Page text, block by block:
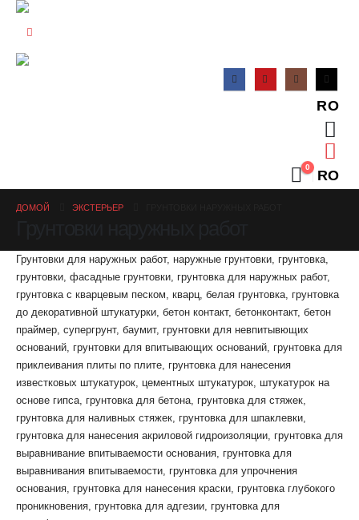
RO
0 RO
ДОМОЙ ЭКСТЕРЬЕР
Грунтовки для наружных работ, наружные грунтовки, грунтовка,
грунтовки, фасадные грунтовки, грунтовка для наружных работ,
грунтовка с кварцевым песком, кварц, белая грунтовка, грунтовка
до декоративной штукатурки, бетон контакт, бетонконтакт, бетон
праймер, супергрунт, баумит, грунтовки для невпитывющих
оснований, грунтовки для впитывающих оснований, грунтовка для
приклеивания плиты по плите, грунтовка для нанесения
известковых штукатурок, цементных штукатурок, штукатурок на
основе гипса, грунтовка для бетона, грунтовка для стяжек,
грунтовка для наливных стяжек, грунтовка для шпаклевки,
грунтовка для нанесения акриловой гидроизоляции, грунтовка для
выравнивание впитываемости основания, грунтовка для
выравнивания впитываемости, грунтовка для упрочнения
основания, грунтовка для нанесения краски, грунтовка глубокого
проникновения, грунтовка для адгезии, грунтовка для